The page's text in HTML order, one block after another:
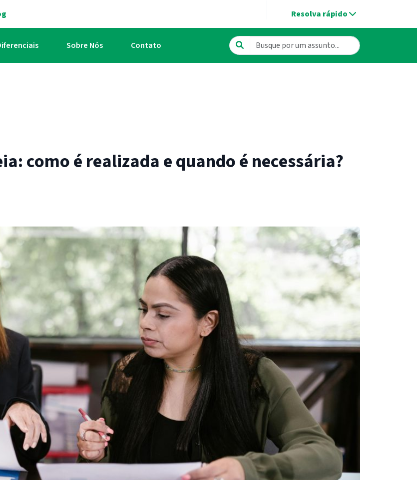
Resolva rápido
Sobre Nós Contato
como é realizada e quando é necessária?